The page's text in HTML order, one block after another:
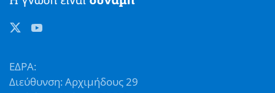
ΕΔΡΑ:
Διεύθυνση: Αρχιμήδους 29